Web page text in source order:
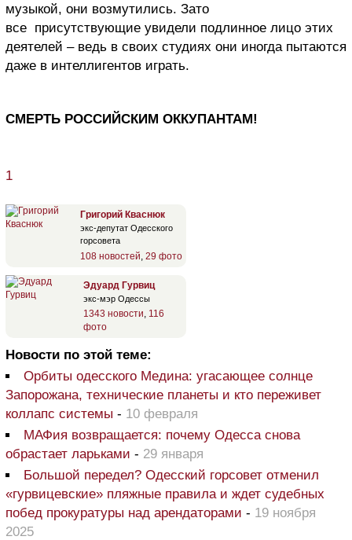
музыкой, они возмутились. Зато
все присутствующие увидели подлинное лицо этих
деятелей – ведь в своих студиях они иногда пытаются
даже в интеллигентов играть.
СМЕРТЬ РОССИЙСКИМ ОККУПАНТАМ!
1
Григорий Кваснюк
экс-депутат Одесского
горсовета
108 новостей 29 фото
Эдуард Гурвиц
экс-мэр Одессы
1343 новости 116
фото
Новости по этой теме:
Орбиты одесского Медина: угасающее солнце
Запорожана, технические планеты и кто переживет
коллапс системы - 10 февраля
МАФия возвращается: почему Одесса снова
обрастает ларьками - 29 января
Большой передел? Одесский горсовет отменил
«гурвицевские» пляжные правила и ждет судебных
побед прокуратуры над арендаторами - 19 ноября
2025